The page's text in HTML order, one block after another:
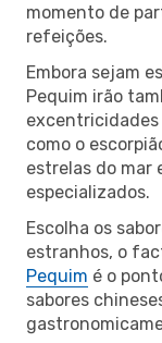
momento de
refeições.
Embora sejam
Pequim irão
excentricidades
como o
estrelas do mar
especializados.
Escolha os
estranhos, o
Pequim é o
sabores